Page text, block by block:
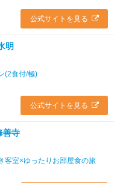
公式サイトを見る
明
(2食付/極)
公式サイトを見る
善寺
客室×ゆったりお部屋食の旅